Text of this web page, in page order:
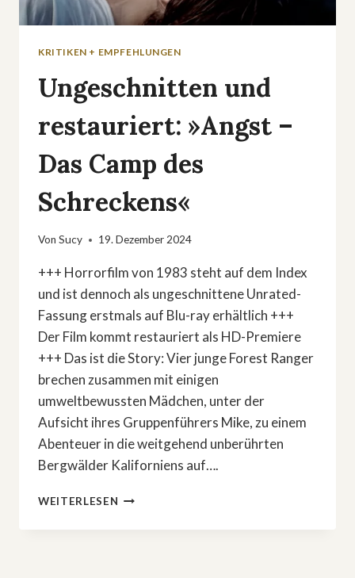
KRITIKEN + EMPFEHLUNGEN
Ungeschnitten und
restauriert: »Angst –
Das Camp des
Schreckens«
Von Sucy 19. Dezember 2024
+++ Horrorfilm von 1983 steht auf dem Index
und ist dennoch als ungeschnittene Unrated-
Fassung erstmals auf Blu-ray erhältlich +++
Der Film kommt restauriert als HD-Premiere
+++ Das ist die Story: Vier junge Forest Ranger
brechen zusammen mit einigen
umweltbewussten Mädchen, unter der
Aufsicht ihres Gruppenführers Mike, zu einem
Abenteuer in die weitgehend unberührten
Bergwälder Kaliforniens auf….
WEITERLESEN UNGESCHNITTEN
RESTAURIERT: